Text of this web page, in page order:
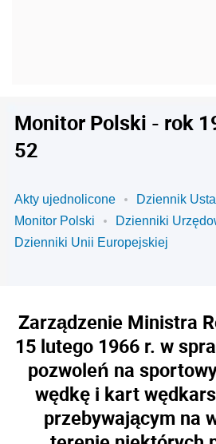
Monitor Polski - rok
52
Akty ujednolicone
Dziennik
Monitor Polski
Dzienniki
Dzienniki Unii Europejskiej
Zarządzenie Ministra
15 lutego 1966 r. w
pozwoleń na
wędkę i kart
przebywającym na